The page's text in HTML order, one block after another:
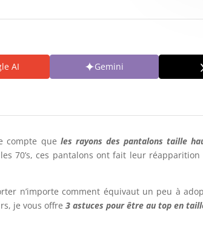
AI Gemini
compte que les rayons des pantalons taille
70’s, ces pantalons ont fait leur
n’importe comment équivaut un peu à
je vous offre3 astuces pour être au top en